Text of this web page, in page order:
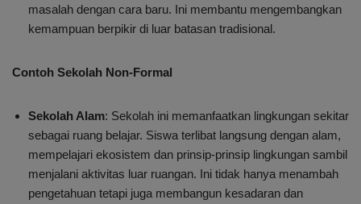
masalah dengan cara baru. Ini membantu mengembangkan
kemampuan berpikir di luar batasan tradisional.
Contoh Sekolah Non-Formal
Sekolah Alam: Sekolah ini memanfaatkan lingkungan sekitar
sebagai ruang belajar. Siswa terlibat langsung dengan alam,
mempelajari ekosistem dan prinsip-prinsip lingkungan sambil
menjalani aktivitas luar ruangan. Ini tidak hanya menambah
pengetahuan tetapi juga membangun kesadaran dan